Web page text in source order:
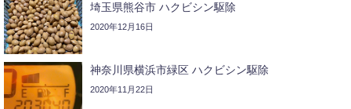
埼玉県熊谷市 ハクビシン駆除
2020年12月16日
神奈川県横浜市緑区 ハクビシン駆除
2020年11月22日